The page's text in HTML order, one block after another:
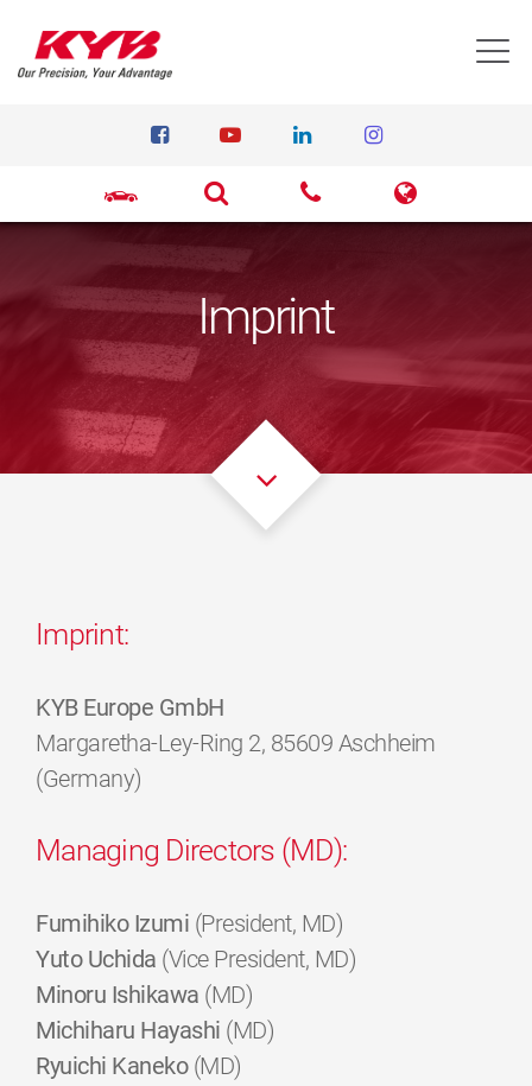
Imprint
Imprint:
KYB Europe GmbH
Margaretha-Ley-Ring 2, 85609 Aschheim
(Germany)
Managing Directors (MD):
Fumihiko Izumi (President, MD)
Yuto Uchida (Vice President, MD)
Minoru Ishikawa (MD)
Michiharu Hayashi (MD)
Ryuichi Kaneko(MD)